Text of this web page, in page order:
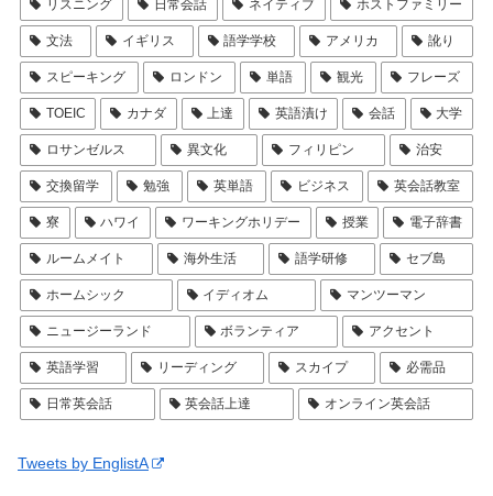
リスニング 日常会話 ネイティブ ホストファミリー
文法 イギリス 語学学校 アメリカ 訛り
スピーキング ロンドン 単語 観光 フレーズ
TOEIC カナダ 上達 英語漬け 会話 大学
ロサンゼルス 異文化 フィリピン 治安
交換留学 勉強 英単語 ビジネス 英会話教室
寮 ハワイ ワーキングホリデー 授業 電子辞書
ルームメイト 海外生活 語学研修 セブ島
ホームシック イディオム マンツーマン
ニュージーランド ボランティア アクセント
英語学習 リーディング スカイプ 必需品
日常英会話 英会話上達 オンライン英会話
Tweets by EnglistA